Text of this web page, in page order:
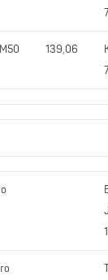
139,06